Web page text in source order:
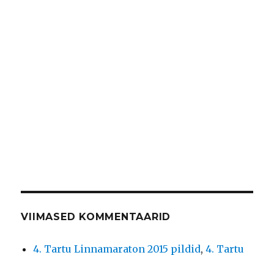
VIIMASED KOMMENTAARID
4. Tartu Linnamaraton 2015 pildid,4. Tartu